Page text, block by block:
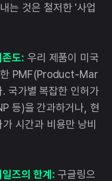
는 것은 철저한 '사업
도: 우리 제품이 미국
한 PMF(Product-Mar
국가별 복잡한 인허가
등)을 간과하거나, 현
시간과 비용만 낭비
즈의 한계: 구글링으